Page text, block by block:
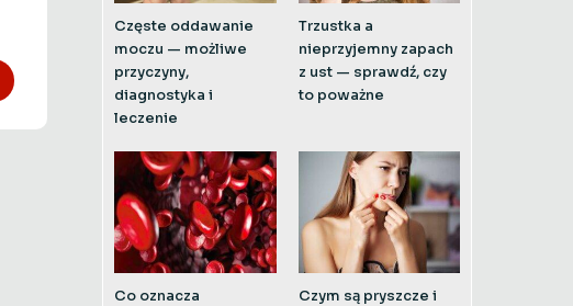
Częste oddawanie
moczu — możliwe
przyczyny,
diagnostyka i
leczenie
Trzustka a
nieprzyjemny zapach
z ust — sprawdź, czy
to poważne
Co oznacza
Czym są pryszcze i